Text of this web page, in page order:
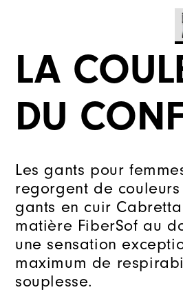
LA
DU
Les gants pour
regorgent de couleurs
gants en cuir
matière FiberSof au
une sensation
maximum de
souplesse.